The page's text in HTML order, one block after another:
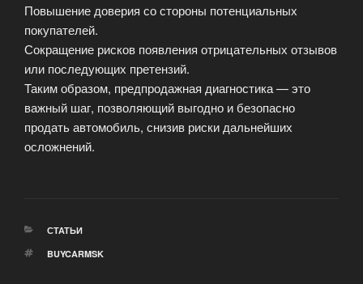
Повышение доверия со стороны потенциальных
покупателей.
Сокращение рисков появления отрицательных отзывов
или последующих претензий.
Таким образом, предпродажная диагностика — это
важный шаг, позволяющий выгодно и безопасно
продать автомобиль, снизив риски дальнейших
осложнений.
РУБРИКИ
СТАТЬИ
МЕТКИ
BUYCARMSK